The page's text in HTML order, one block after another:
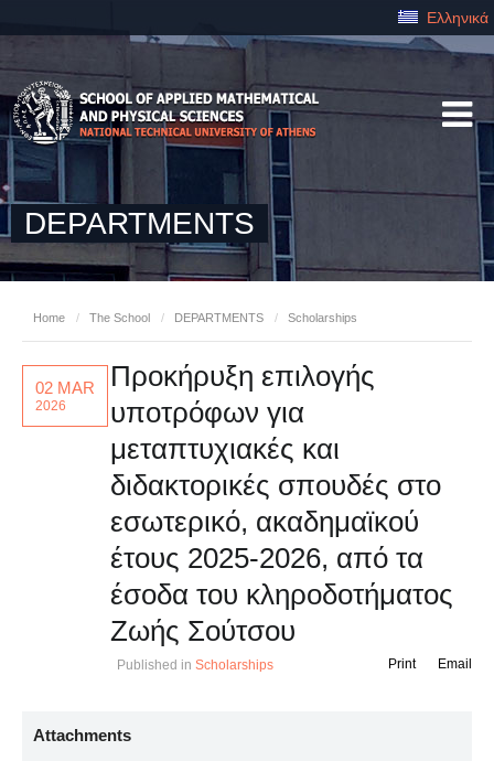
Ελληνικά
DEPARTMENTS
Home / The School / DEPARTMENTS / Scholarships
02 MAR
2026
Προκήρυξη επιλογής
υποτρόφων για
μεταπτυχιακές και
διδακτορικές σπουδές στο
εσωτερικό, ακαδημαϊκού
έτους 2025-2026, από τα
έσοδα του κληροδοτήματος
Ζωής Σούτσου
Published in Scholarships Email
Print
Attachments